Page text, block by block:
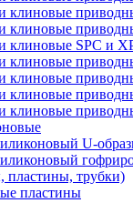
клиновые
клиновые
клиновые SPC и
клиновые
клиновые
клиновые
клиновые
U-
трубки)
пластины